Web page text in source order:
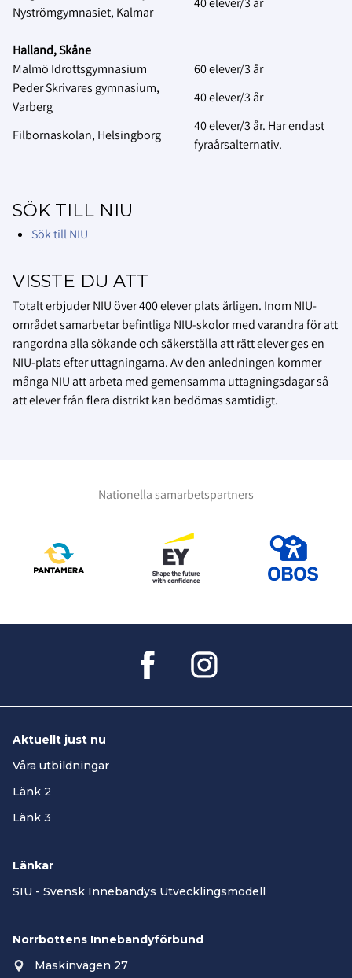
Nyströmgymnasiet, Kalmar
Halland, Skåne
Malmö Idrottsgymnasium
60 elever/3 år
Peder Skrivares gymnasium,
Varberg
40 elever/3 år
Filbornaskolan, Helsingborg
40 elever/3 år. Har endast
fyraårsalternativ.
SÖK TILL NIU
Sök till NIU
VISSTE DU ATT
Totalt erbjuder NIU över 400 elever plats årligen. Inom NIU-
området samarbetar befintliga NIU-skolor med varandra för att
rangordna alla sökande och säkerställa att rätt elever ges en
NIU-plats efter uttagningarna. Av den anledningen kommer
många NIU att arbeta med gemensamma uttagningsdagar så
att elever från flera distrikt kan bedömas samtidigt.
Nationella samarbetspartners
Aktuellt just nu
Våra utbildningar
Länk 2
Länk 3
Länkar
SIU - Svensk Innebandys Utvecklingsmodell
Norrbottens Innebandyförbund
Maskinvägen 27